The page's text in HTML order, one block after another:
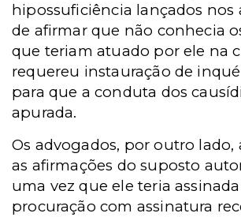
hipossuficiência lançados nos
de afirmar que não conhecia
que teriam atuado por ele na
requereu instauração de
para que a conduta dos
apurada.
Os advogados, por outro lado,
as afirmações do suposto
uma vez que ele teria assinada
procuração com assinatura